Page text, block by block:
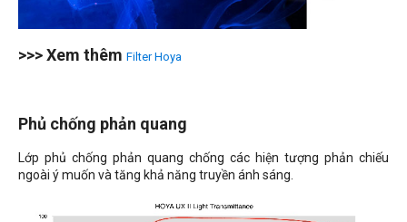
>>> Xem thêm Filter Hoya
Phủ chống phản quang
Lớp phủ chống phản quang chống các hiện tượng phản chiếu
ngoài ý muốn và tăng khả năng truyền ánh sáng.